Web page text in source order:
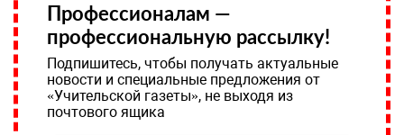
Профессионалам —
профессиональную рассылку!
Подпишитесь, чтобы получать актуальные
новости и специальные предложения от
«Учительской газеты», не выходя из
почтового ящика